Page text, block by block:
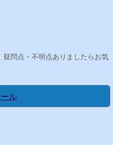
問点・不明点ありましたらお気
ール